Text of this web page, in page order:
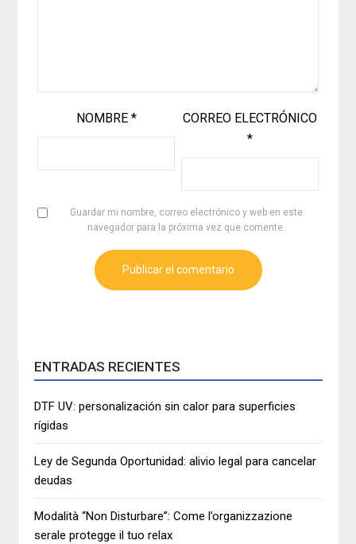
NOMBRE *
CORREO ELECTRÓNICO
*
Guardar mi nombre, correo electrónico y web en este
navegador para la próxima vez que comente.
ENTRADAS RECIENTES
DTF UV: personalización sin calor para superficies
rígidas
Ley de Segunda Oportunidad: alivio legal para cancelar
deudas
Modalità “Non Disturbare”: Come l’organizzazione
serale protegge il tuo relax